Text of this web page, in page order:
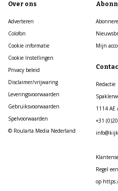
Over ons
Adverteren
Colofon
Cookie informatie
Cookie Instellingen
Privacy beleid
Disclaimer/vrijwaring
Leveringsvoorwaarden
Gebruiksvoorwaarden
Spelvoorwaarden
© Roularta Media Nederland
Mijn
Redactie
1114 AE
+31
Regel
op